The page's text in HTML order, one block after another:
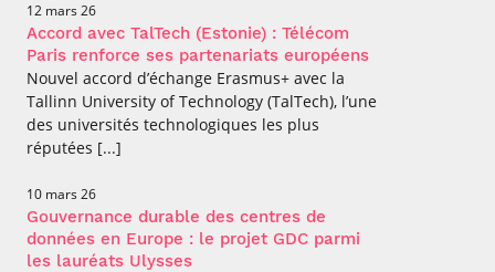
12 mars 26
Accord avec TalTech (Estonie) : Télécom
Paris renforce ses partenariats européens
Nouvel accord d’échange Erasmus+ avec la
Tallinn University of Technology (TalTech), l’une
des universités technologiques les plus
réputées [...]
10 mars 26
Gouvernance durable des centres de
données en Europe : le projet GDC parmi
les lauréats Ulysses